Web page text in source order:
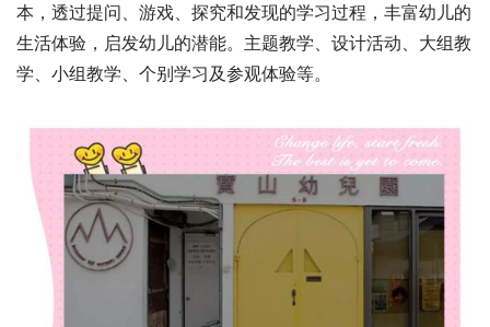
本，透过提问、游戏、探究和发现的学习过程，丰富幼儿的
生活体验，启发幼儿的潜能。主题教学、设计活动、大组教
学、小组教学、个别学习及参观体验等。